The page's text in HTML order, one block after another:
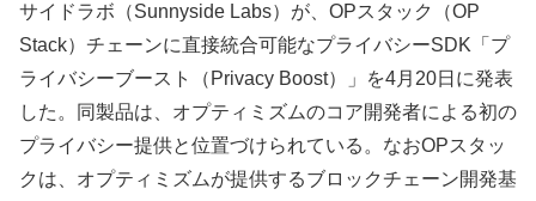
サイドラボ（Sunnyside Labs）が、OPスタック（OP
Stack）チェーンに直接統合可能なプライバシーSDK「プ
ライバシーブースト（Privacy Boost）」を4月20日に発表
した。同製品は、オプティミズムのコア開発者による初の
プライバシー提供と位置づけられている。なおOPスタッ
クは、オプティミズムが提供するブロックチェーン開発基